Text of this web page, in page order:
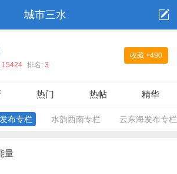
城市三水
收藏 +490
15424 排名: 3
热门 热帖 精华
布专栏 水韵西南专栏 云东海发布专栏
量